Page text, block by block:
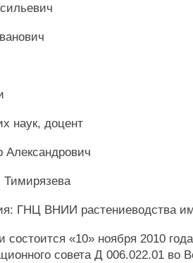
наук, доцент
Александрович
ГНЦ ВНИИ растениеводства
«10» ноября 2010
совета Д 006.022.01 во